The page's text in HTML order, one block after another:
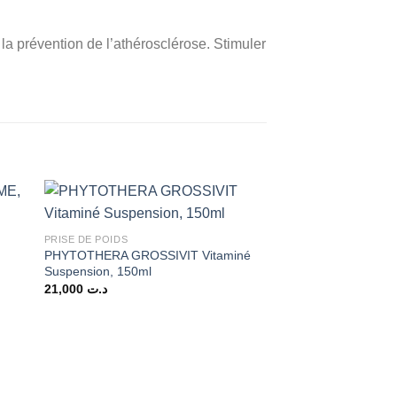
prévention de l’athérosclérose. Stimuler
PRISE DE POIDS
PHYTOTHERA GROSSIVIT Vitaminé
Suspension, 150ml
د.ت 21,000